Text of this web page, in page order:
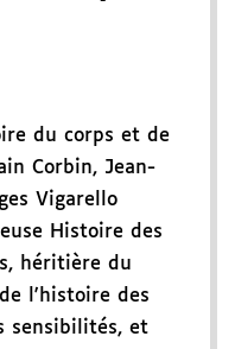
du corps et de
Corbin, Jean-
Vigarello
Histoire des
héritière du
l'histoire des
sensibilités, et